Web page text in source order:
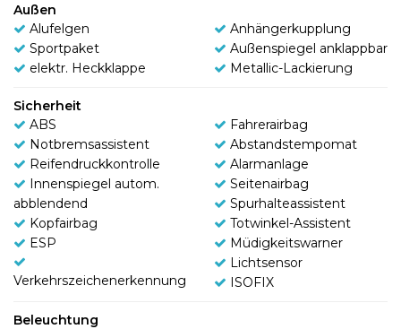
Außen
Alufelgen
Anhängerkupplung
Sportpaket
Außenspiegel anklappbar
elektr. Heckklappe
Metallic-Lackierung
Sicherheit
ABS
Fahrerairbag
Notbremsassistent
Abstandstempomat
Reifendruckkontrolle
Alarmanlage
Innenspiegel autom.
abblendend
Seitenairbag
Spurhalteassistent
Kopfairbag
Totwinkel-Assistent
ESP
Müdigkeitswarner
Verkehrszeichenerkennung
Lichtsensor
ISOFIX
Beleuchtung